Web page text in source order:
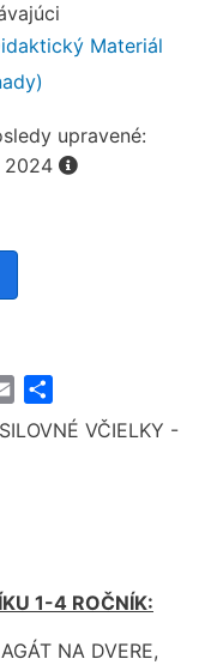
Materiál
upravené:
2024
Email
VČIELKY -
1-4 ROČNÍK:
NA DVERE,